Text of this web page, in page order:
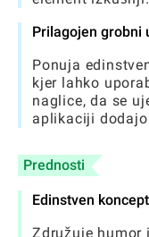
Prilagojen grobni
Ponuja
kjer lahko
naglice, da se
aplikaciji
Prednosti
Edinstven koncept
Združuje humor